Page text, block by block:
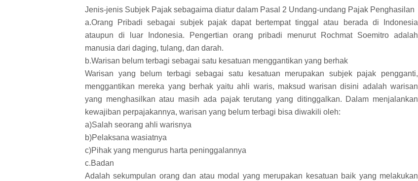
Jenis-jenis Subjek Pajak sebagaima diatur dalam Pasal 2 Undang-undang Pajak Penghasilan
a.Orang Pribadi sebagai subjek pajak dapat bertempat tinggal atau berada di Indonesia
ataupun di luar Indonesia. Pengertian orang pribadi menurut Rochmat Soemitro adalah
manusia dari daging, tulang, dan darah.
b.Warisan belum terbagi sebagai satu kesatuan menggantikan yang berhak
Warisan yang belum terbagi sebagai satu kesatuan merupakan subjek pajak pengganti,
menggantikan mereka yang berhak yaitu ahli waris, maksud warisan disini adalah warisan
yang menghasilkan atau masih ada pajak terutang yang ditinggalkan. Dalam menjalankan
kewajiban perpajakannya, warisan yang belum terbagi bisa diwakili oleh:
a)Salah seorang ahli warisnya
b)Pelaksana wasiatnya
c)Pihak yang mengurus harta peninggalannya
c.Badan
Adalah sekumpulan orang dan atau modal yang merupakan kesatuan baik yang melakukan